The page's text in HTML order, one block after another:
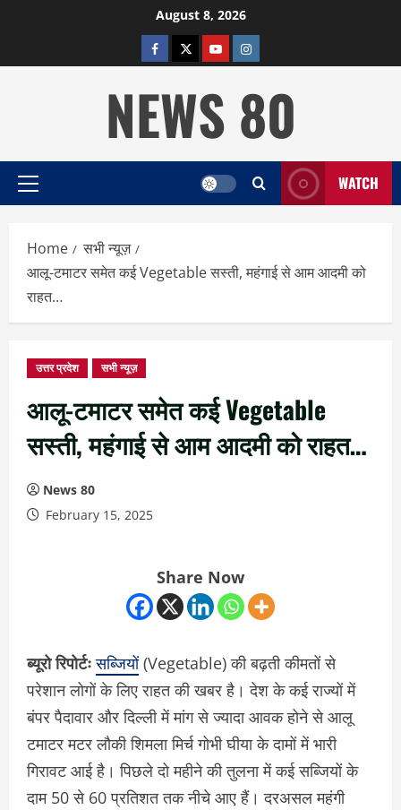
August 8, 2026
facebooktwitterYOUTUBE
instagram
NEWS 80
Primary
WATCH
Home
सभी न्यूज़
आलू-टमाटर समेत कई Vegetable सस्ती, महंगाई से आम आदमी को
राहत…
उत्तर प्रदेश सभी न्यूज़
आलू-टमाटर समेत कई Vegetable
सस्ती, महंगाई से आम आदमी को राहत…
News 80
February 15, 2025
Share Now
ब्यूरो रिपोर्टः सब्जियों(Vegetable) की बढ़ती कीमतों से
परेशान लोगों के लिए राहत की खबर है। देश के कई राज्यों में
बंपर पैदावार और दिल्ली में मांग से ज्यादा आवक होने से आलू
टमाटर मटर लौकी शिमला मिर्च गोभी घीया के दामों में भारी
गिरावट आई है। पिछले दो महीने की तुलना में कई सब्जियों के
दाम 50 से 60 प्रतिशत तक नीचे आए हैं। दरअसल महंगी